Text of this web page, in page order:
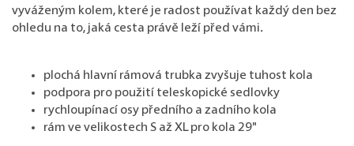
vyváženým kolem, které je radost používat každý den bez
ohledu na to, jaká cesta právě leží před vámi.
plochá hlavní rámová trubka zvyšuje tuhost kola
podpora pro použití teleskopické sedlovky
rychloupínací osy předního a zadního kola
rám ve velikostech S až XL pro kola 29"